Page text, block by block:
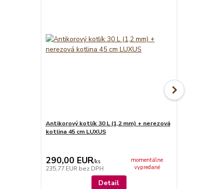
Antikorový kotlík 30 L (1,2 mm) + nerezová
kotlina 45 cm LUXUS
290,00 EUR/ks
235,77 EUR bez DPH
momentálne
vypredané
Detail